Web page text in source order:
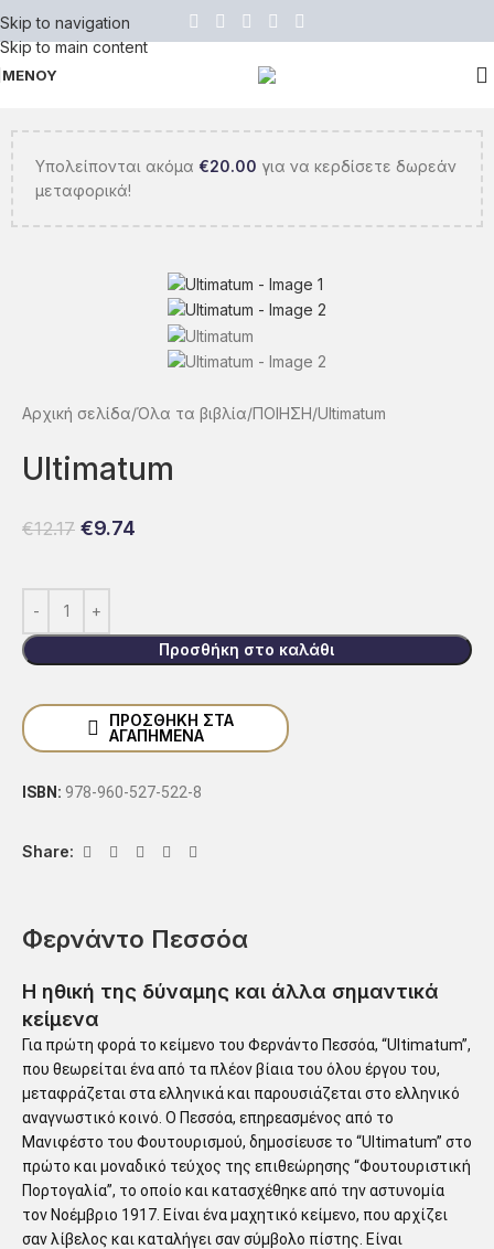
Skip to navigation
Skip to main content
ΜΕΝΟΥ
Υπολείπονται ακόμα €20.00 για να κερδίσετε δωρεάν
μεταφορικά!
Αρχική σελίδα Όλα τα βιβλία ΠΟΙΗΣΗ Ultimatum
Ultimatum
€12.17 €9.74
Προσθήκη στο καλάθι
ΠΡΟΣΘΗΚΗ ΣΤΑ
ΑΓΑΠΗΜΕΝΑ
ISBN: 978-960-527-522-8
Share:
Φερνάντο Πεσσόα
Η ηθική της δύναμης και άλλα σημαντικά
κείμενα
Για πρώτη φορά το κείμενο του Φερνάντο Πεσσόα, “Ultimatum”,
που θεωρείται ένα από τα πλέον βίαια του όλου έργου του,
μεταφράζεται στα ελληνικά και παρουσιάζεται στο ελληνικό
αναγνωστικό κοινό. Ο Πεσσόα, επηρεασμένος από το
Μανιφέστο του Φουτουρισμού, δημοσίευσε το “Ultimatum” στο
πρώτο και μοναδικό τεύχος της επιθεώρησης “Φουτουριστική
Πορτογαλία”, το οποίο και κατασχέθηκε από την αστυνομία
τον Νοέμβριο 1917. Είναι ένα μαχητικό κείμενο, που αρχίζει
σαν λίβελος και καταλήγει σαν σύμβολο πίστης. Είναι